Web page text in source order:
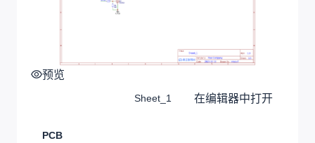
预览
Sheet_1 在编辑器中打开
PCB